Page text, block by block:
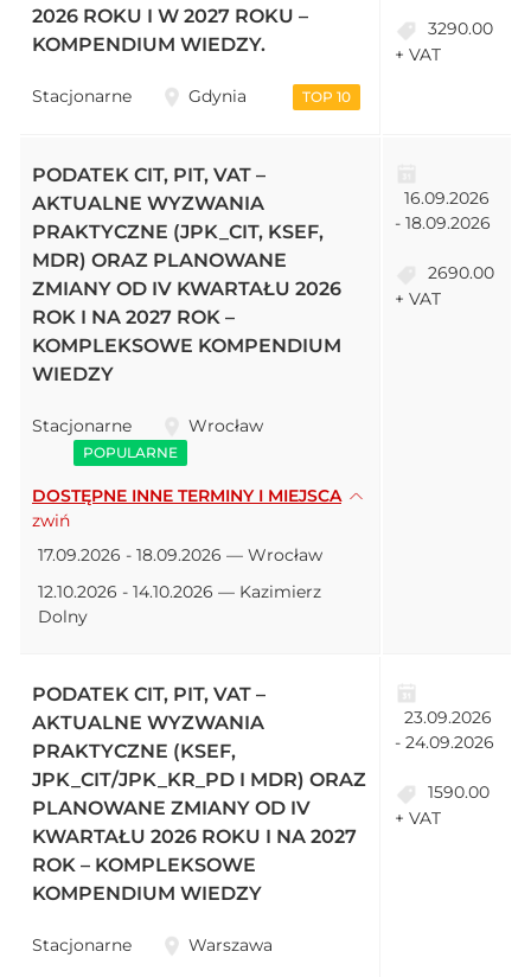
2026 ROKU I W 2027 ROKU –
KOMPENDIUM WIEDZY.
Stacjonarne Gdynia TOP 10
3290.00
+ VAT
PODATEK CIT, PIT, VAT –
AKTUALNE WYZWANIA
PRAKTYCZNE (JPK_CIT, KSEF,
MDR) ORAZ PLANOWANE
ZMIANY OD IV KWARTAŁU 2026
ROK I NA 2027 ROK –
KOMPLEKSOWE KOMPENDIUM
WIEDZY
Stacjonarne Wrocław
POPULARNE
DOSTĘPNE INNE TERMINY I MIEJSCA
zwiń
17.09.2026 - 18.09.2026 — Wrocław
12.10.2026 - 14.10.2026 — Kazimierz
Dolny
16.09.2026
- 18.09.2026
2690.00
+ VAT
PODATEK CIT, PIT, VAT –
AKTUALNE WYZWANIA
PRAKTYCZNE (KSEF,
JPK_CIT/JPK_KR_PD I MDR) ORAZ
PLANOWANE ZMIANY OD IV
KWARTAŁU 2026 ROKU I NA 2027
ROK – KOMPLEKSOWE
KOMPENDIUM WIEDZY
Stacjonarne Warszawa
23.09.2026
- 24.09.2026
1590.00
+ VAT